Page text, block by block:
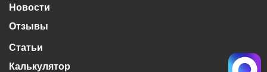
Новости
Отзывы
Статьи
Калькулятор